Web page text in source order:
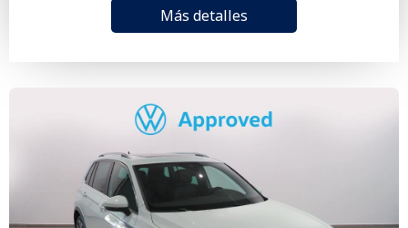
Más detalles